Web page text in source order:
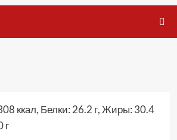
ккал, Белки: 26.2 г, Жиры: 30.4
г